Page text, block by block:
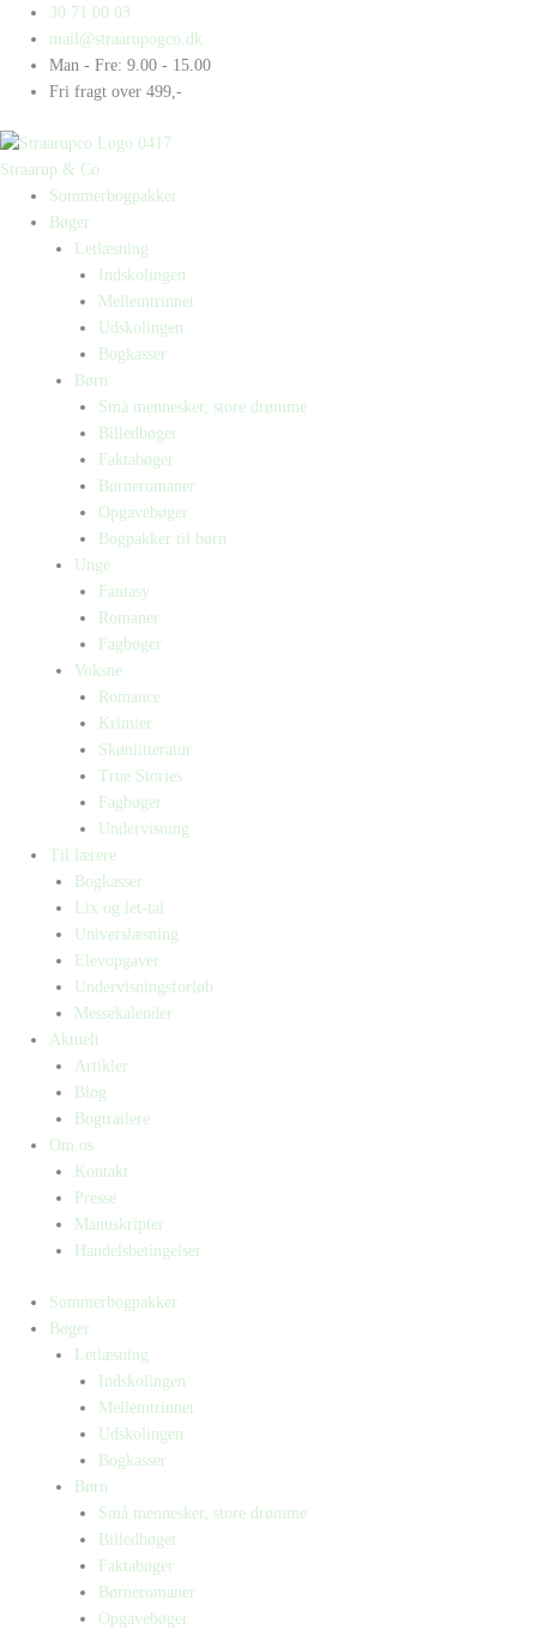
indholdet
30 71 00 03
mail@straarupogco.dk
Man - Fre: 9.00 - 15.00
Fri fragt over 499,-
Straarup & Co
Sommerbogpakker
Bøger
Letlæsning
Indskolingen
Mellemtrinnet
Udskolingen
Bogkasser
Børn
Små mennesker, store drømme
Billedbøger
Faktabøger
Børneromaner
Opgavebøger
Bogpakker til børn
Unge
Fantasy
Romaner
Fagbøger
Voksne
Romance
Krimier
Skønlitteratur
True Stories
Fagbøger
Undervisning
Til lærere
Bogkasser
Lix og let-tal
Universlæsning
Elevopgaver
Undervisningsforløb
Messekalender
Aktuelt
Artikler
Blog
Bogtrailere
Om os
Kontakt
Presse
Manuskripter
Handelsbetingelser
Sommerbogpakker
Bøger
Letlæsning
Indskolingen
Mellemtrinnet
Udskolingen
Bogkasser
Børn
Små mennesker, store drømme
Billedbøger
Faktabøger
Børneromaner
Opgavebøger
Products
search
Products
search